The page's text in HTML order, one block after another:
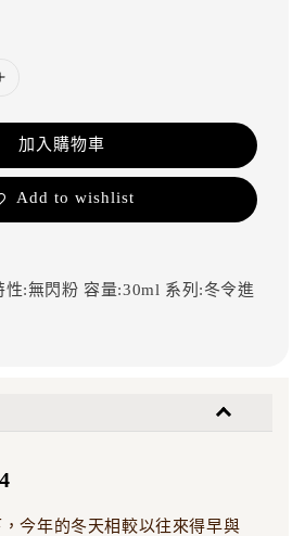
加入購物車
Add to wishlist
性:無閃粉 容量:30ml 系列:冬令進
今年的冬天相較以往來得早與